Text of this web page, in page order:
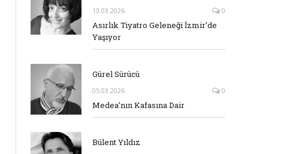
13.03.2026 0
Asırlık Tiyatro Geleneği İzmir’de
Yaşıyor
Gürel Sürücü
05.03.2026 0
Medea’nın Kafasına Dair
Bülent Yıldız